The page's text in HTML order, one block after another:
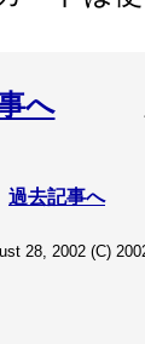
へ
過去記事へ
28, 2002 (C)